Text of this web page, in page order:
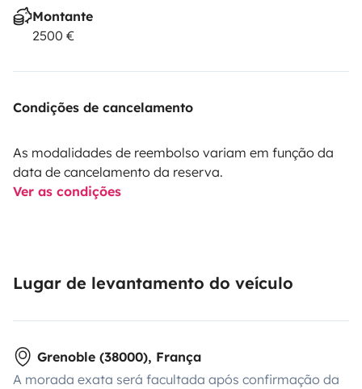
Montante
2500 €
Condições de cancelamento
As modalidades de reembolso variam em função da
data de cancelamento da reserva.
Ver as condições
Lugar de levantamento do veículo
Grenoble (38000), França
A morada exata será facultada após confirmação da